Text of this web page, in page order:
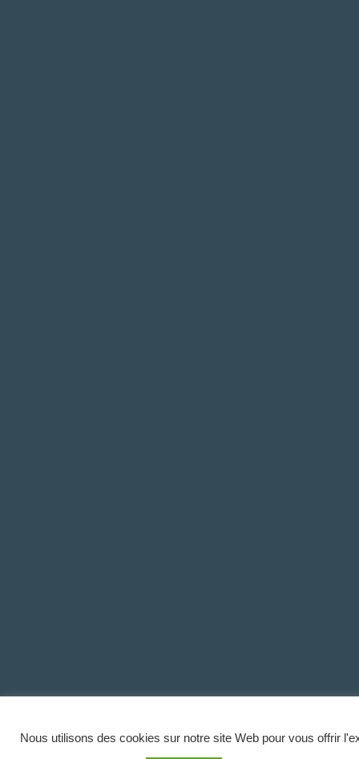
Nous utilisons des cookies sur notre site Web pour vous offrir